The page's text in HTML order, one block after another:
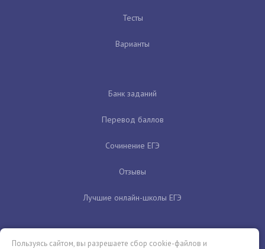
Тесты
Варианты
Банк заданий
Перевод баллов
Сочинение ЕГЭ
Отзывы
Лучшие онлайн-школы ЕГЭ
Пользуясь сайтом, вы разрешаете сбор cookie-файлов и